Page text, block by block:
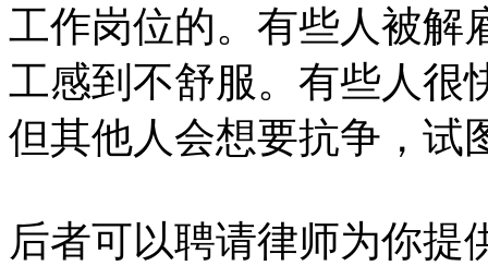
工作岗位的。有些人被解
工感到不舒服。有些人很
但其他人会想要抗争，试
后者可以聘请律师为你提